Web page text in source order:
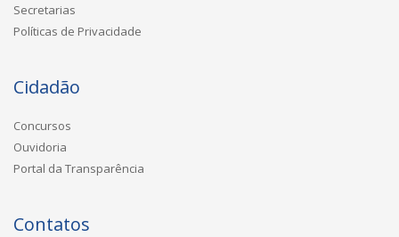
Secretarias
Políticas de Privacidade
Cidadão
Concursos
Ouvidoria
Portal da Transparência
Contatos